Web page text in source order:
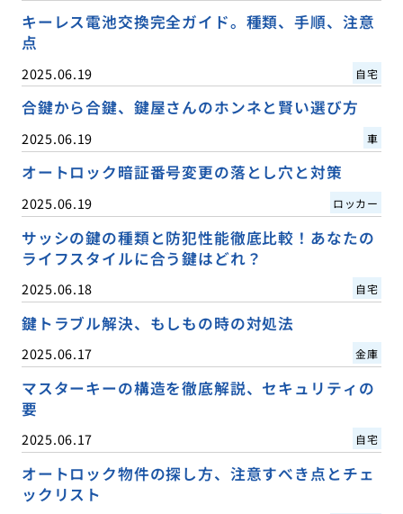
キーレス電池交換完全ガイド。種類、手順、注意
点
2025.06.19 自宅
合鍵から合鍵、鍵屋さんのホンネと賢い選び方
2025.06.19 車
オートロック暗証番号変更の落とし穴と対策
2025.06.19 ロッカー
サッシの鍵の種類と防犯性能徹底比較！あなたの
ライフスタイルに合う鍵はどれ？
2025.06.18 自宅
鍵トラブル解決、もしもの時の対処法
2025.06.17 金庫
マスターキーの構造を徹底解説、セキュリティの
要
2025.06.17 自宅
オートロック物件の探し方、注意すべき点とチェ
ックリスト